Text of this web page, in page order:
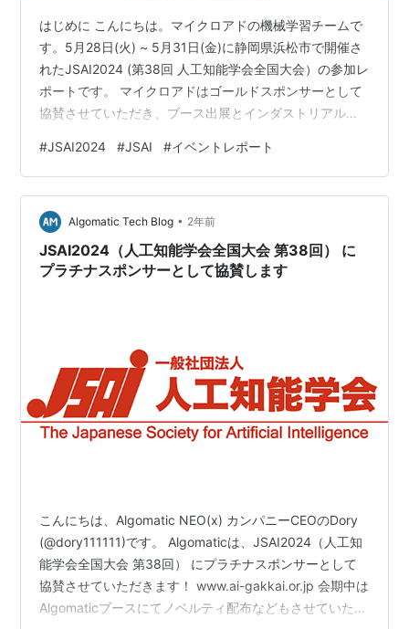
はじめに こんにちは。マイクロアドの機械学習チームで
す。5月28日(火) ~ 5月31日(金)に静岡県浜松市で開催さ
れたJSAI2024 (第38回 人工知能学会全国大会）の参加レ
ポートです。 マイクロアドはゴールドスポンサーとして
協賛させていただき、ブース出展とインダストリアルセ
は「オンライン広告の入札制御例とCookie規制後の広告
技術」をテーマにブース出展していました。 ありがたい
ことに多くの学生さんや企業の方などにお立ち寄りいた
だくことができ、広告事業やマイクロアドの業務につい
てご紹介することができました。 Google Chorm…
#JSAI2024 #JSAI #イベントレポート
Algomatic Tech Blog • 2年前
JSAI2024（人工知能学会全国大会 第38回） に
プラチナスポンサーとして協賛します
こんにちは、Algomatic NEO(x) カンパニーCEOのDory
(@dory111111)です。 Algomaticは、JSAI2024（人工知
能学会全国大会 第38回） にプラチナスポンサーとして
協賛させていただきます！ www.ai-gakkai.or.jp 会期中は
Algomaticブースにてノベルティ配布などもさせていただ